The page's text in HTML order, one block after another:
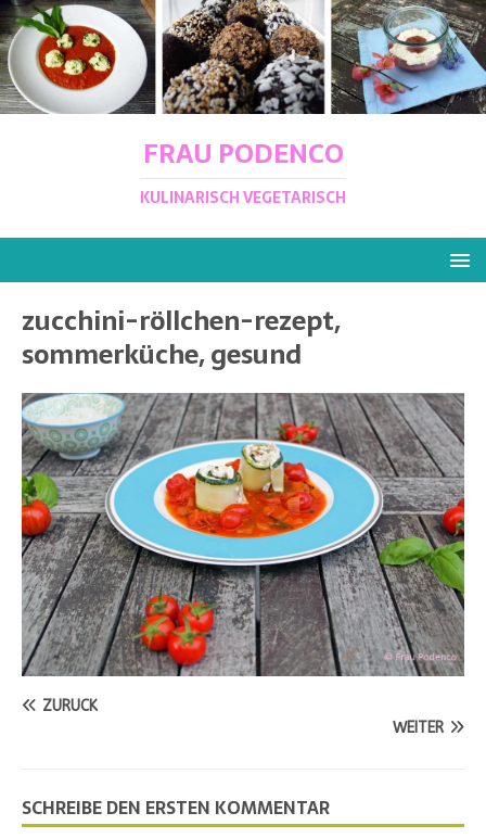
FRAU PODENCO
KULINARISCH VEGETARISCH
zucchini-röllchen-rezept,
sommerküche, gesund
ZURÜCK
WEITER
SCHREIBE DEN ERSTEN KOMMENTAR